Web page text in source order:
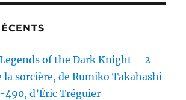
of the Dark Knight – 2
la sorcière, de Rumiko Takahashi
d’Éric Tréguier